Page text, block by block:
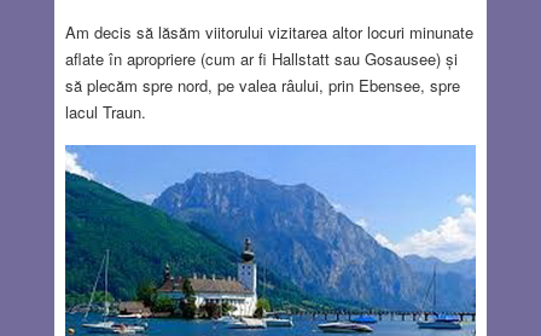
Am decis să lăsăm viitorului vizitarea altor locuri minunate
aflate în apropriere (cum ar fi Hallstatt sau Gosausee) și
să plecăm spre nord, pe valea râului, prin Ebensee, spre
lacul Traun.